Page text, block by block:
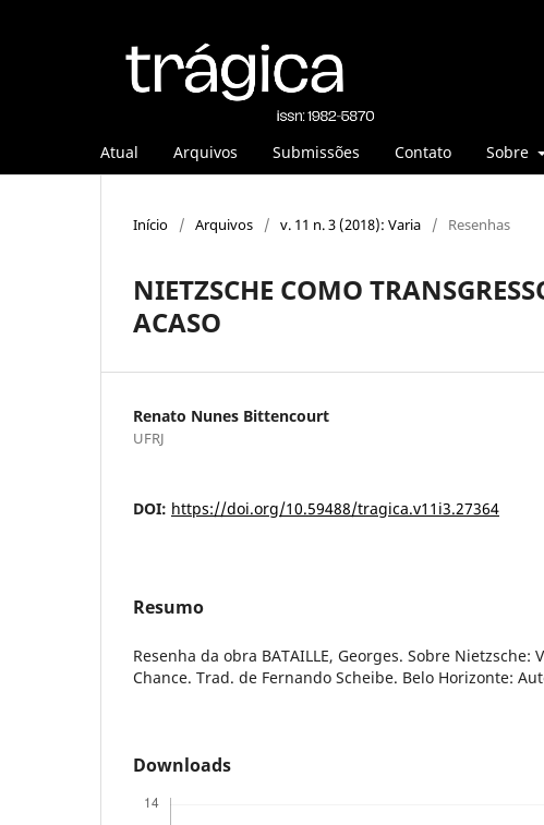
Atual Arquivos Submissões Contato Sobre
Início / Arquivos / v. 11 n. 3 (2018): Varia / Resenhas
NIETZSCHE COMO
ACASO
Renato Nunes Bittencourt
UFRJ
DOI: https://doi.org/10.59488/tragica.v11i3.27364
Resumo
Resenha da obra BATAILLE, Georges. Sobre Nietzsche:
Chance. Trad. de Fernando Scheibe. Belo Horizonte:
Downloads